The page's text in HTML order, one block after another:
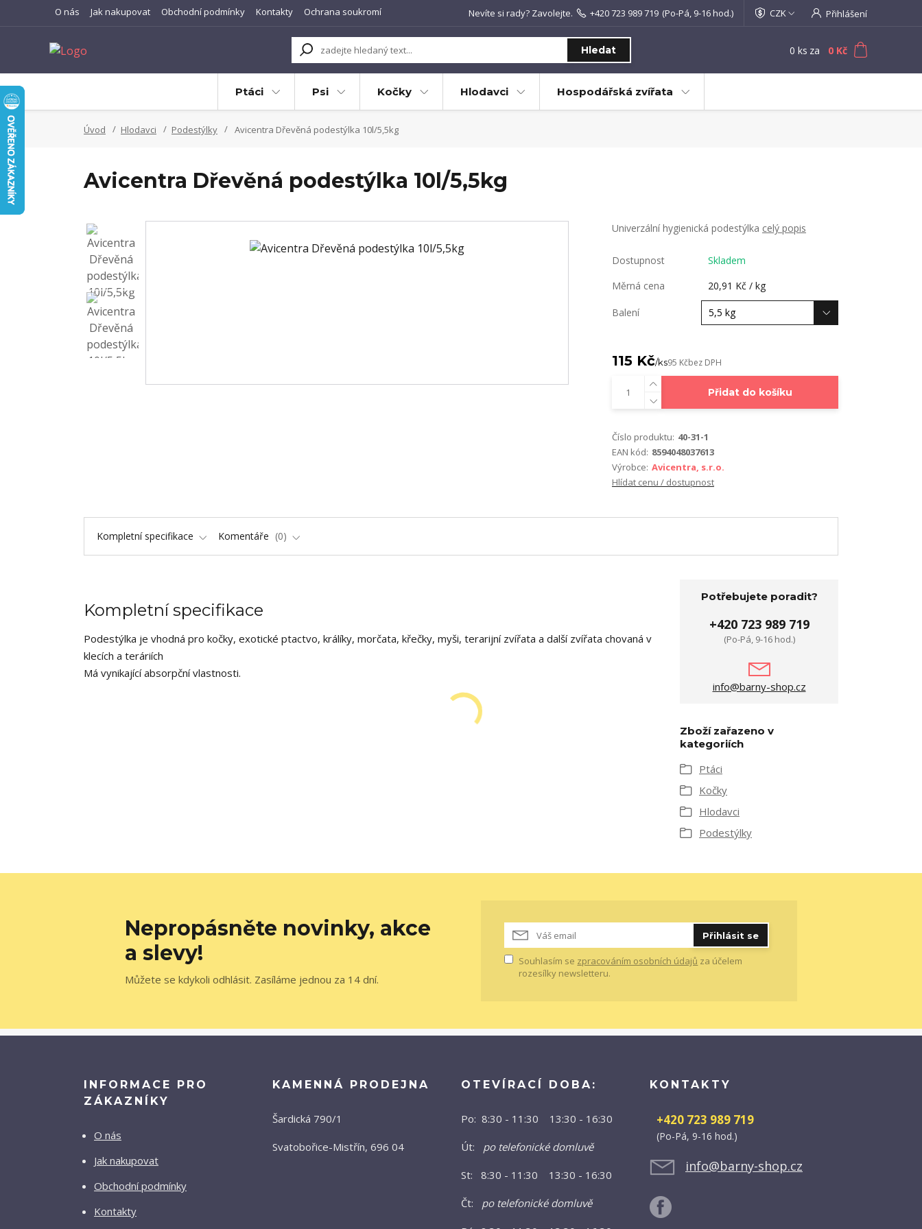
O nás Jak nakupovat Obchodní podmínky Kontakty Ochrana soukromí CZK Přihlášení
Hledat
Nevíte si rady? Zavolejte. +420 723 989 719 (Po-Pá, 9-16 hod.)
0 ks za 0 Kč
Ptáci Psi Kočky Hlodavci Hospodářská zvířata
Úvod Hlodavci Podestýlky Avicentra Dřevěná podestýlka 10l/5,5kg
Avicentra Dřevěná podestýlka 10l/5,5kg
Univerzální hygienická podestýlka celý popis
Dostupnost
Skladem
Měrná cena
20,91 Kč / kg
Balení
115 Kč/ks95 Kčbez DPH
Přidat do košíku
Číslo produktu: 40-31-1
EAN kód: 8594048037613
Výrobce: Avicentra, s.r.o.
Hlídat cenu / dostupnost
Kompletní specifikace Komentáře 0
Kompletní specifikace
Podestýlka je vhodná pro kočky, exotické ptactvo, králíky, morčata, křečky, myši, terarijní zvířata a další zvířata chovaná v
klecích a teráriích
Má vynikající absorpční vlastnosti.
Potřebujete poradit?
+420 723 989 719
(Po-Pá, 9-16 hod.)
info@barny-shop.cz
Zboží zařazeno v
kategoriích
Ptáci
Kočky
Hlodavci
Podestýlky
Nepropásněte novinky, akce
a slevy!
Můžete se kdykoli odhlásit. Zasíláme jednou za 14 dní.
Přihlásit se
Souhlasím se zpracováním osobních údajů za účelem
rozesílky newsletteru.
INFORMACE PRO
ZÁKAZNÍKY
O nás
Jak nakupovat
Obchodní podmínky
Kontakty
KAMENNÁ PRODEJNA
Šardická 790/1
Svatobořice-Mistřín, 696 04
OTEVÍRACÍ DOBA:
Po: 8:30 - 11:30 13:30 - 16:30
Út: po telefonické domluvě
St: 8:30 - 11:30 13:30 - 16:30
Čt: po telefonické domluvě
KONTAKTY
+420 723 989 719
(Po-Pá, 9-16 hod.)
info@barny-shop.cz